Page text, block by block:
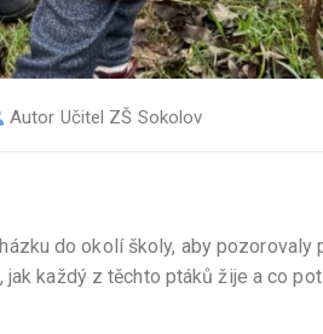
Autor Učitel ZŠ Sokolov
do okolí školy, aby pozorovaly
každý z těchto ptáků žije a co